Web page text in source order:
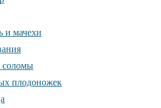
и мачехи
соломы
плодоножек